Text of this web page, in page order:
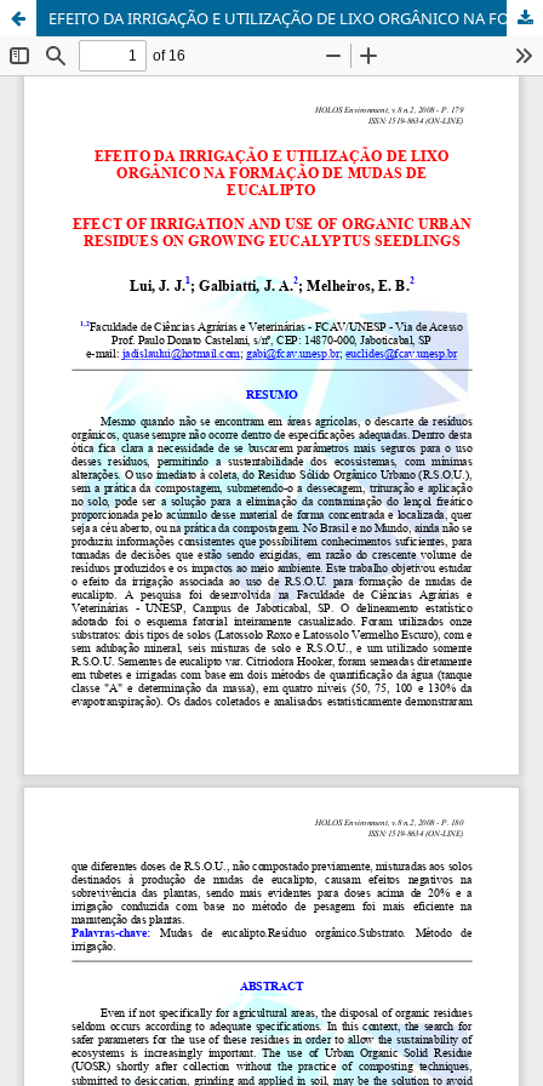
EFEITO DA IRRIGAÇÃO E UTILIZAÇÃO DE LIXO ORGÂNICO NA FORMAÇÃO DE MUDAS DE EUCALIPTO